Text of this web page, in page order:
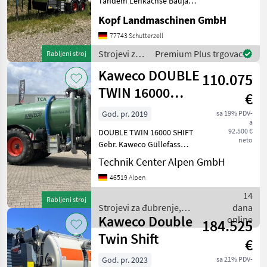
Kaweco
Vakutec
Fliegl
Fuchs
Bauer
Joskin
Prikaži
sve
(51)
Profi
Rabljeni stroj
22500 Turbofüller
Rührwerk Heckhydraulik
Kat III, Ausrüstung
Überbreite bis 3.000 mm
Drucklu
Kopf Landmaschinen GmbH
77743 Schutterzell
Strojevi za
đubrenje,
gnojenje i
navodnjavanje
/ Kaweco
Premium Plus trgovac
Rabljeni stroj
Kaweco DOUBLE
TWIN 16000
SHIFT
110.075
€
sa 19% PDV-
a
92.500 €
neto
God. pr. 2019
DOUBLE TWIN 16000 SHIFT
Gebr. Kaweco Güllefass
Bereifung 4x 650/85 R38
Saugarm rechts 8"
Verschiebeachse
Anbaugeräte Müller Touch
Bedi
Technik Center Alpen GmbH
46519 Alpen
Strojevi za đubrenje,
gnojenje i navodnjavanje /
Kaweco
14
dana
online
Kaweco Double
Twin Shift
184.525
€
sa 21% PDV-
God. pr. 2023